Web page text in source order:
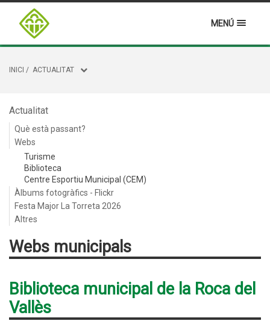
MENÚ
INICI / ACTUALITAT
Actualitat
Què està passant?
Webs
Turisme
Biblioteca
Centre Esportiu Municipal (CEM)
Àlbums fotogràfics - Flickr
Festa Major La Torreta 2026
Altres
Webs municipals
Biblioteca municipal de la Roca del
Vallès